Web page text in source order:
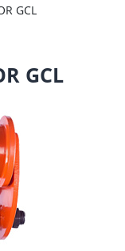
1т 9м TOR GCL
9М TOR GCL